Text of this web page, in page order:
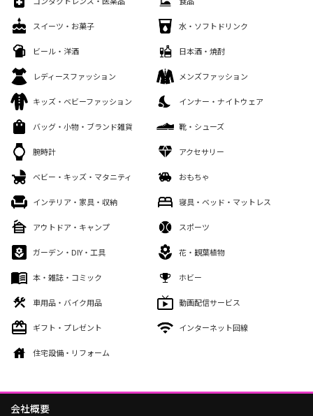
スイーツ・お菓子 水・ソフトドリンク
ビール・洋酒 日本酒・焼酎
レディースファッション メンズファッション
キッズ・ベビーファッション インナー・ナイトウェア
バッグ・小物・ブランド雑貨 靴・シューズ
腕時計 アクセサリー
ベビー・キッズ・マタニティ おもちゃ
インテリア・家具・収納 寝具・ベッド・マットレス
アウトドア・キャンプ スポーツ
ガーデン・DIY・工具 花・観葉植物
本・雑誌・コミック ホビー
車用品・バイク用品 動画配信サービス
ギフト・プレゼント インターネット回線
住宅設備・リフォーム
会社概要